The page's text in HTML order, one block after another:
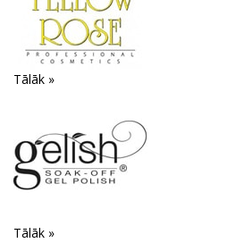
Tālāk »
Tālāk »